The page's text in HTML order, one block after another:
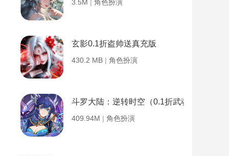
3.5M | 角色扮演
玄影0.1折盗帅送真充版
430.2 MB | 角色扮演
斗罗大陆：逆转时空（0.1折武魂觉醒）
409.94M | 角色扮演